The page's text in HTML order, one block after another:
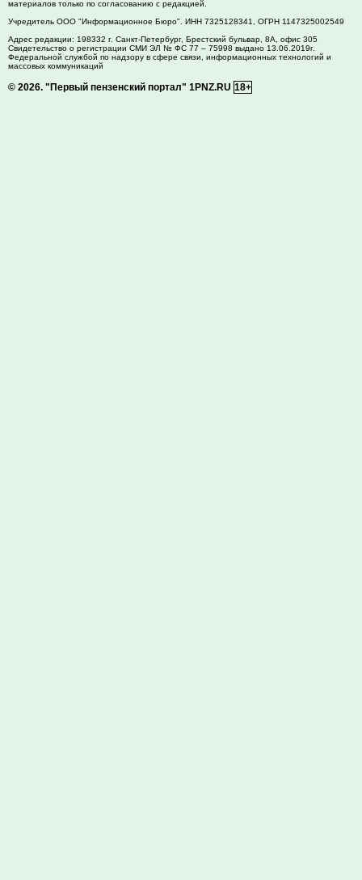
материалов только по согласованию с редакцией.
Учредитель ООО "Информационное Бюро". ИНН 7325128341, ОГРН 1147325002549
Адрес редакции: 198332 г. Санкт-Петербург, Брестский бульвар, 8А, офис 305
Свидетельство о регистрации СМИ ЭЛ № ФС 77 – 75998 выдано 13.06.2019г.
Федеральной службой по надзору в сфере связи, информационных технологий и
массовых коммуникаций
© 2026. "Первый пензенский портал" 1PNZ.RU 18+